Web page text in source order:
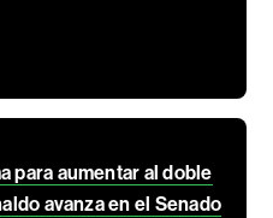
para aumentar al doble
avanza en el Senado